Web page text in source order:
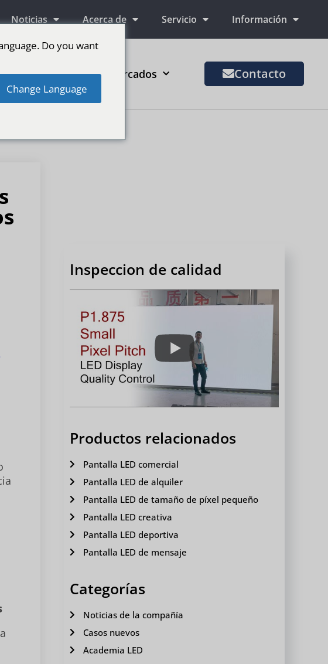
Noticias Acerca de Servicio Información
Deporte Más mercados Contacto
Inspeccion de calidad
Productos relacionados
Pantalla LED comercial
Pantalla LED de alquiler
Pantalla LED de tamaño de píxel pequeño
Pantalla LED creativa
Pantalla LED deportiva
Pantalla LED de mensaje
Categorías
Noticias de la compañía
Casos nuevos
Academia LED
Do you want
Change Language